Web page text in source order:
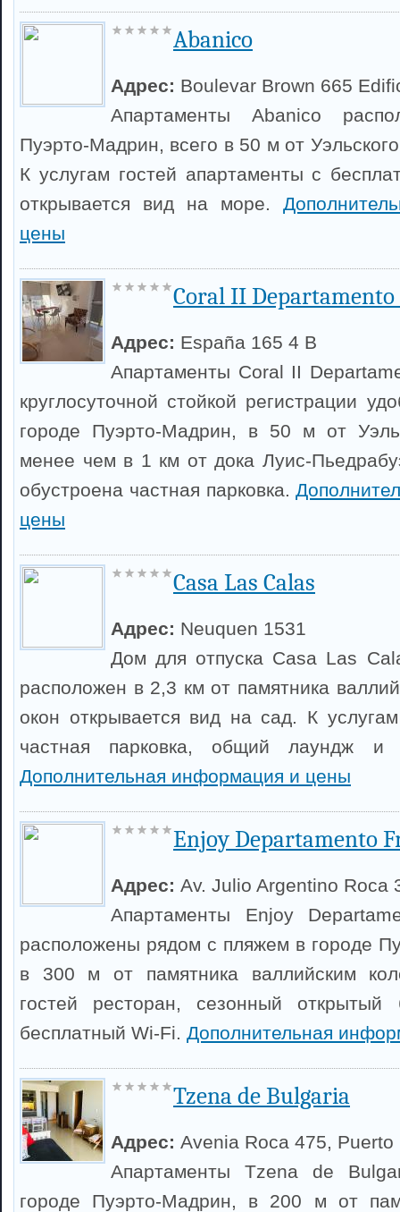
Abanico
Адрес: Boulevar Brown 665
Апартаменты Abanico
Пуэрто-Мадрин, всего в 50 м от
К услугам гостей апартаменты с
открывается вид на море.
цены
Coral II Departamento
Адрес: España 165 4 B
Апартаменты Coral II
круглосуточной стойкой регистрации
городе Пуэрто-Мадрин, в 50 м от
менее чем в 1 км от дока Луис-
обустроена частная парковка.
цены
Casa Las Calas
Адрес: Neuquen 1531
Дом для отпуска Casa Las
расположен в 2,3 км от памятника
окон открывается вид на сад. К
частная парковка, общий лаундж и
Дополнительная информация и цены
Enjoy Departamento
Адрес: Av. Julio Argentino Roca
Апартаменты Enjoy
расположены рядом с пляжем в городе
в 300 м от памятника валлийским
гостей ресторан, сезонный открытый
бесплатный Wi-Fi. Дополнительная
Tzena de Bulgaria
Адрес: Avenia Roca 475, Puerto
Апартаменты Tzena de
городе Пуэрто-Мадрин, в 200 м от